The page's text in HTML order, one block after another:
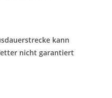
kann
nicht garantiert